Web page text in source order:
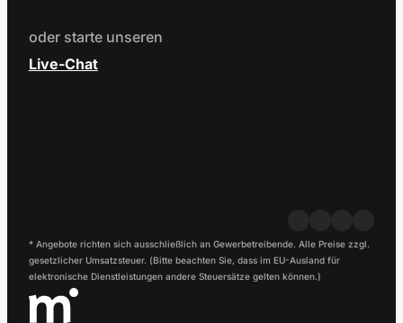
oder starte unseren
Live-Chat
* Angebote richten sich ausschließlich an Gewerbetreibende. Alle Preise zzgl.
gesetzlicher Umsatzsteuer. (Bitte beachten Sie, dass im EU-Ausland für
elektronische Dienstleistungen andere Steuersätze gelten können.)